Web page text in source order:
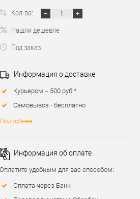
Кол-во:
Нашли дешевле
Под заказ
Информация о доставке
Курьером – 500 руб.*
Самовывоз - бесплатно
Подробнее
Информация об оплате
Оплатите удобным для вас способом:
Оплата через Банк